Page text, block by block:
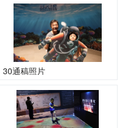
30通稿照片